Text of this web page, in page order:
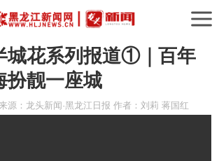
城花系列报道①｜百年
扮靓一座城
源：龙头新闻·黑龙江日报 作者：刘莉 蒋国红